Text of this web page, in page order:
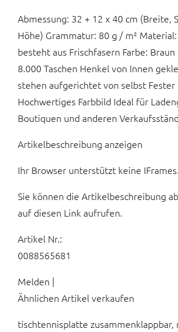
Abmessung: 32 + 12 x 40 cm (Breite,
Höhe) Grammatur: 80 g / m²
besteht aus Frischfasern Farbe:
8.000 Taschen Henkel von Innen
stehen aufgerichtet von selbst
Hochwertiges Farbbild Ideal für
Boutiquen und anderen
Artikelbeschreibung anzeigen
Ihr Browser unterstützt keine IFrames.
Sie können die Artikelbeschreibung
auf diesen Link aufrufen.
Artikel Nr.:
0088565681
Melden |
Ähnlichen Artikel verkaufen
tischtennisplatte zusammenklappbar,